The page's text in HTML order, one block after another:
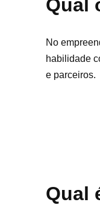
Qual
No
habilidade
e parceiros.
Qual